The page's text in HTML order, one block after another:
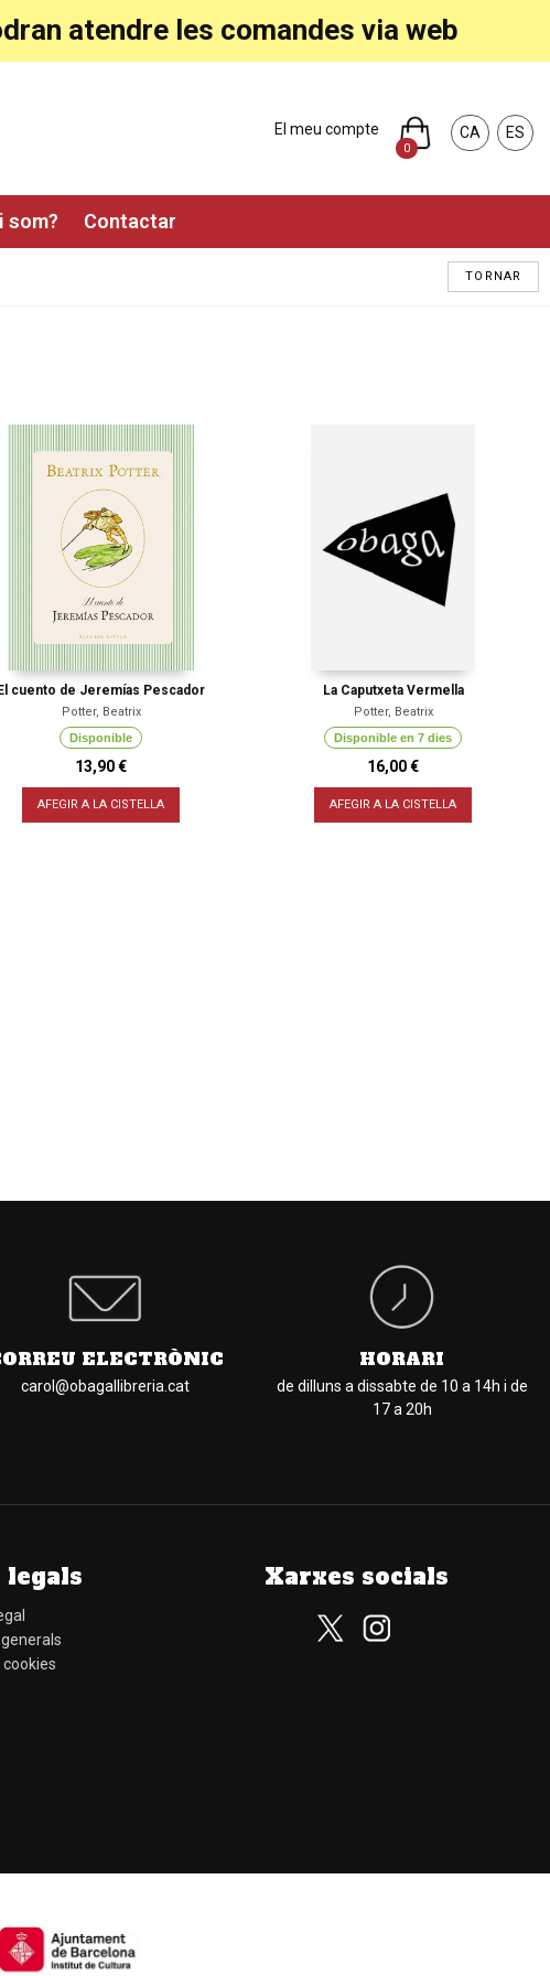
atendre les comandes via web
CA ES
El meu compte
0
som? Contactar
TORNAR
El cuento de Jeremías Pescador
Potter, Beatrix
Disponible
13,90 €
AFEGIR A LA CISTELLA
La Caputxeta Vermella
Potter, Beatrix
Disponible en 7 dies
16,00 €
AFEGIR A LA CISTELLA
ELECTRÒNIC
carol@obagallibreria.cat
HORARI
de dilluns a dissabte de 10 a 14h i de
17 a 20h
legals
cookies
Xarxes socials